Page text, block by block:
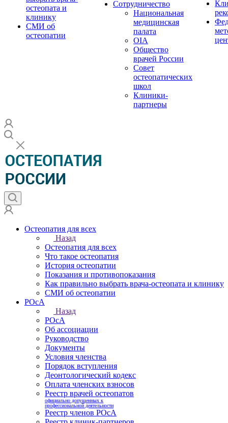
остеопата и
клинику
СМИ об
остеопатии
Сотрудничество
Национальная
медицинская
палата
OIA
Общество
врачей России
Совет
остеопатических
школ
Клиники-
партнеры
Остеопатия для всех
Назад
Остеопатия для всех
Что такое остеопатия
История остеопатии
Показания и противопоказания
Как правильно выбрать врача-остеопата и клинику
СМИ об остеопатии
РОсА
Назад
РОсА
Об ассоциации
Руководство
Документы
Условия членства
Порядок вступления
Деонтологический кодекс
Оплата членских взносов
Реестр врачей остеопатов
официально допущенных к
профессиональной деятельности
Реестр членов РОсА